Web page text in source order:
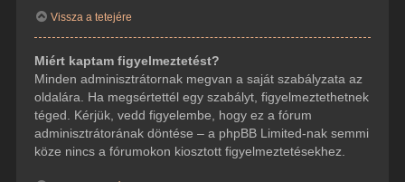
Vissza a tetejére
Miért kaptam figyelmeztetést?
Minden adminisztrátornak megvan a saját szabályzata az
oldalára. Ha megsértettél egy szabályt, figyelmeztethetnek
téged. Kérjük, vedd figyelembe, hogy ez a fórum
adminisztrátorának döntése – a phpBB Limited-nak semmi
köze nincs a fórumokon kiosztott figyelmeztetésekhez.